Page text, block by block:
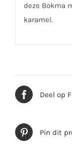
deze Bokma
karamel.
Deel op
Pin dit